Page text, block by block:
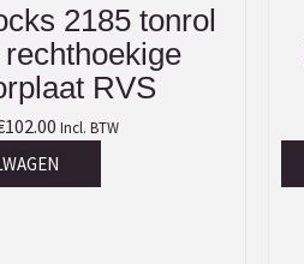
2185 tonrol
RVS
102.00 Incl. BTW